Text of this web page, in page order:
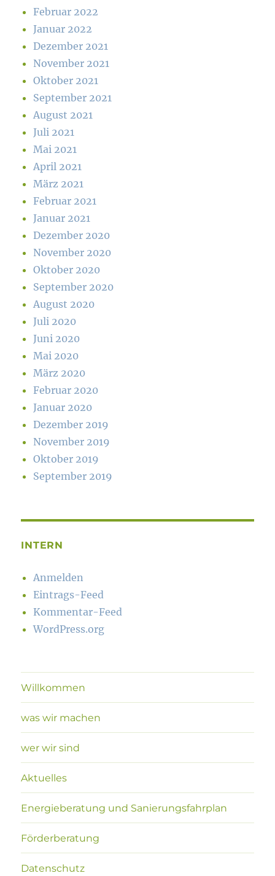
Februar 2022
Januar 2022
Dezember 2021
November 2021
Oktober 2021
September 2021
August 2021
Juli 2021
Mai 2021
April 2021
März 2021
Februar 2021
Januar 2021
Dezember 2020
November 2020
Oktober 2020
September 2020
August 2020
Juli 2020
Juni 2020
Mai 2020
März 2020
Februar 2020
Januar 2020
Dezember 2019
November 2019
Oktober 2019
September 2019
INTERN
Anmelden
Eintrags-Feed
Kommentar-Feed
WordPress.org
Willkommen
was wir machen
wer wir sind
Aktuelles
Energieberatung und Sanierungsfahrplan
Förderberatung
Datenschutz